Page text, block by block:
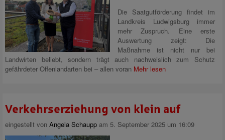
Die Saatgutförderung findet im
Landkreis Ludwigsburg immer
mehr Zuspruch. Eine erste
Auswertung zeigt: Die
Maßnahme ist nicht nur bei
Landwirten beliebt, sondern trägt auch nachweislich zum Schutz
gefährdeter Offenlandarten bei – allen voran Mehr lesen
Verkehrserziehung von klein auf
eingestellt von Angela Schaupp am 5. September 2025 um 16:09